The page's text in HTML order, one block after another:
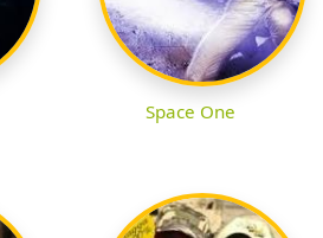
Space One